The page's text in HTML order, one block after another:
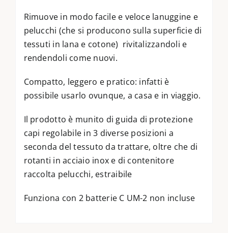
Rimuove in modo facile e veloce lanuggine e
pelucchi (che si producono sulla superficie di
tessuti in lana e cotone) rivitalizzandoli e
rendendoli come nuovi.
Compatto, leggero e pratico: infatti è
possibile usarlo ovunque, a casa e in viaggio.
Il prodotto è munito di guida di protezione
capi regolabile in 3 diverse posizioni a
seconda del tessuto da trattare, oltre che di
rotanti in acciaio inox e di contenitore
raccolta pelucchi, estraibile
Funziona con 2 batterie C UM-2 non incluse